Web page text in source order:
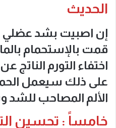
الحديث
إن اصبيت بشد عضلي
قمت بالإستحمام
اختفاء التورم الناتج
على ذلك سيعمل
الألم المصاحب للشد
خامساً : تحسين